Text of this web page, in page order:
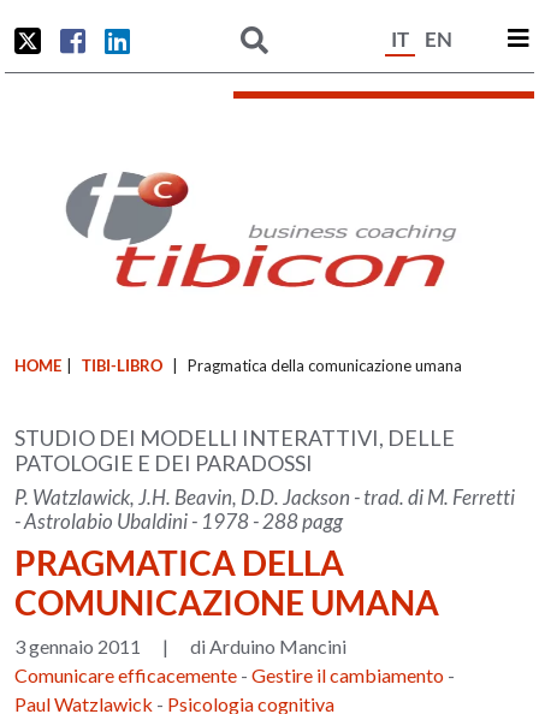
IT EN
HOME TIBI-LIBRO Pragmatica della comunicazione umana
STUDIO DEI MODELLI INTERATTIVI, DELLE
PATOLOGIE E DEI PARADOSSI
P. Watzlawick, J.H. Beavin, D.D. Jackson - trad. di M. Ferretti
- Astrolabio Ubaldini - 1978 - 288 pagg
PRAGMATICA DELLA
COMUNICAZIONE UMANA
3 gennaio 2011 |
di Arduino Mancini
Comunicare efficacemente -Gestire il cambiamento -
Paul Watzlawick - Psicologia cognitiva